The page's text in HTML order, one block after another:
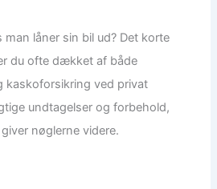
låner sin bil ud? Det korte
du ofte dækket af både
kaskoforsikring ved privat
undtagelser og forbehold,
nøglerne videre.